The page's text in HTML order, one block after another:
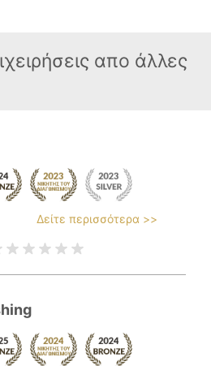
απο άλλες
Δείτε περισσότερα >>